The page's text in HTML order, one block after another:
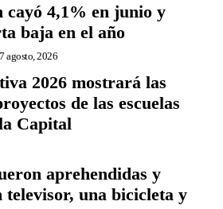
cayó 4,1% en junio y
baja en el año
7 agosto, 2026
2026 mostrará las
de las escuelas
Capital
aprehendidas y
televisor, una bicicleta y